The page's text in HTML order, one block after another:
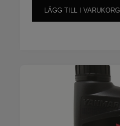
LÄGG TILL I VARUKORG